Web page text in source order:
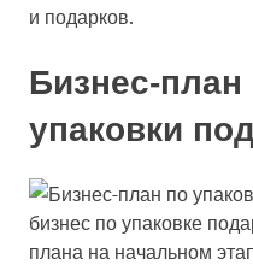
и подарков.
Бизнес-план
упаковки
бизнес по упаковке
плана на начальном